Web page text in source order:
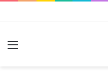
الدبكة في “طربقة”